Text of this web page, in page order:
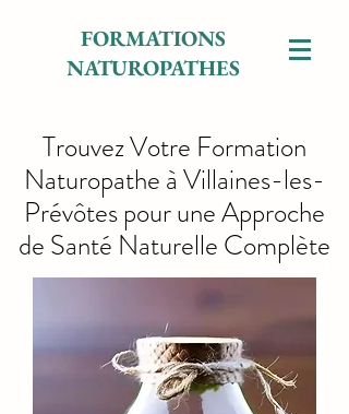
FORMATIONS
NATUROPATHES
Trouvez Votre Formation
Naturopathe à Villaines-les-
Prévôtes pour une Approche
de Santé Naturelle Complète